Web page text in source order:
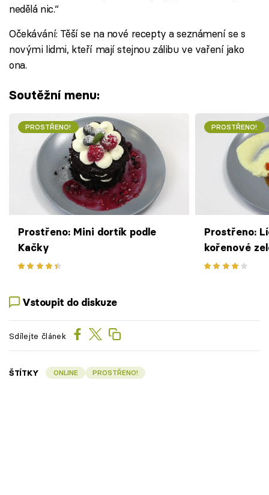
nedělá nic.“
Očekávání: Těší se na nové recepty a seznámení se s
novými lidmi, kteří mají stejnou zálibu ve vaření jako
ona.
Soutěžní menu:
PROSTŘENO!
Prostřeno: Mini dortík podle
Kačky
PROSTŘENO!
Prostřeno:
kořenové
Vstoupit do diskuze
Sdílejte článek
ŠTÍTKY ONLINE PROSTŘENO!